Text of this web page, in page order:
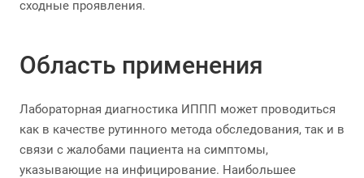
сходные проявления.
Область применения
Лабораторная диагностика ИППП может проводиться
как в качестве рутинного метода обследования, так и в
связи с жалобами пациента на симптомы,
указывающие на инфицирование. Наибольшее